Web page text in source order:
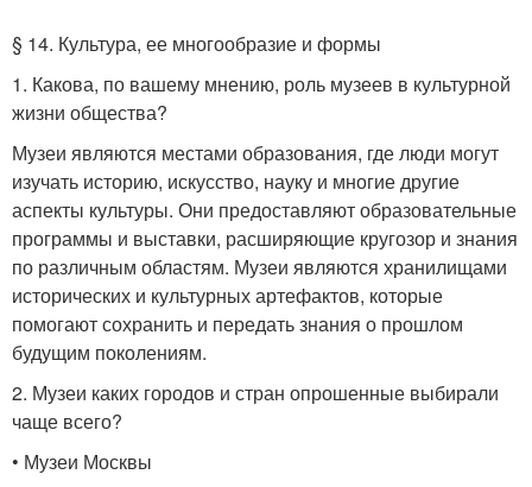
§ 14. Культура, ее многообразие и формы
1. Какова, по вашему мнению, роль музеев в культурной
жизни общества?
Музеи являются местами образования, где люди могут
изучать историю, искусство, науку и многие другие
аспекты культуры. Они предоставляют образовательные
программы и выставки, расширяющие кругозор и знания
по различным областям. Музеи являются хранилищами
исторических и культурных артефактов, которые
помогают сохранить и передать знания о прошлом
будущим поколениям.
2. Музеи каких городов и стран опрошенные выбирали
чаще всего?
• Музеи Москвы